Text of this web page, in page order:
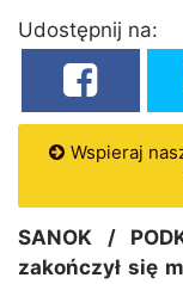
Udostępnij na:
Wspieraj
SANOK /
zakończył się